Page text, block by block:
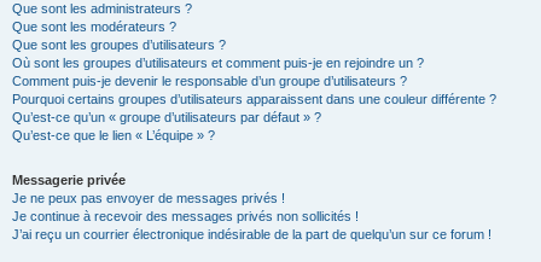
Que sont les administrateurs ?
Que sont les modérateurs ?
Que sont les groupes d’utilisateurs ?
Où sont les groupes d’utilisateurs et comment puis-je en rejoindre un ?
Comment puis-je devenir le responsable d’un groupe d’utilisateurs ?
Pourquoi certains groupes d’utilisateurs apparaissent dans une couleur différente ?
Qu’est-ce qu’un « groupe d’utilisateurs par défaut » ?
Qu’est-ce que le lien « L’équipe » ?
Messagerie privée
Je ne peux pas envoyer de messages privés !
Je continue à recevoir des messages privés non sollicités !
J’ai reçu un courrier électronique indésirable de la part de quelqu’un sur ce forum !